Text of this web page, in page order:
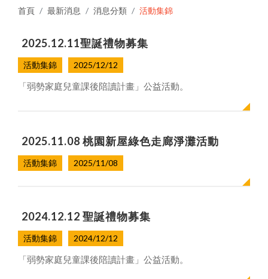
首頁 最新消息 消息分類 活動集錦
2025.12.11聖誕禮物募集
活動集錦 2025/12/12
「弱勢家庭兒童課後陪讀計畫」公益活動。
2025.11.08 桃園新屋綠色走廊淨灘活動
活動集錦 2025/11/08
2024.12.12 聖誕禮物募集
活動集錦 2024/12/12
「弱勢家庭兒童課後陪讀計畫」公益活動。